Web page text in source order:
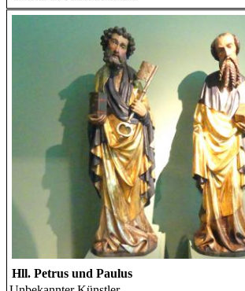
Hll. Petrus und Paulus